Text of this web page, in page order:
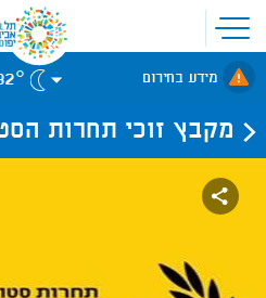
פתיחת
תפריט
אתר
לאתר עיריית
תל-אביב
מידע בחירום
מקבץ זוכי תחרות